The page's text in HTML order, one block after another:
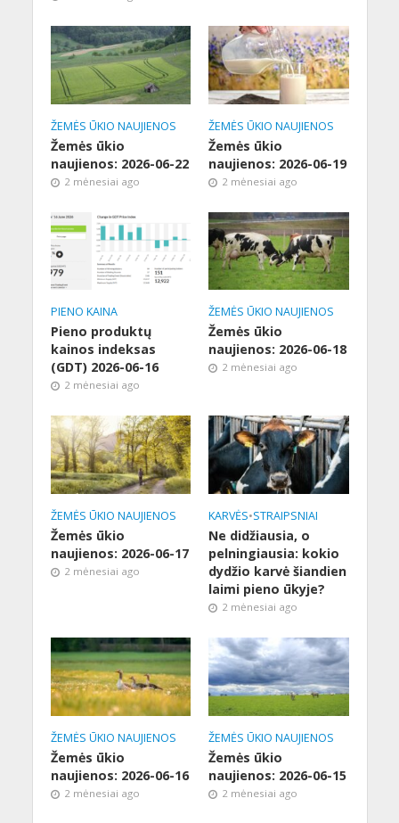
ŽEMĖS ŪKIO NAUJIENOS
Žemės ūkio
naujienos: 2026-06-22
2 mėnesiai ago
ŽEMĖS ŪKIO NAUJIENOS
Žemės ūkio
naujienos: 2026-06-19
2 mėnesiai ago
PIENO KAINA
Pieno produktų
kainos indeksas
(GDT) 2026-06-16
2 mėnesiai ago
ŽEMĖS ŪKIO NAUJIENOS
Žemės ūkio
naujienos: 2026-06-18
2 mėnesiai ago
ŽEMĖS ŪKIO NAUJIENOS
Žemės ūkio
naujienos: 2026-06-17
2 mėnesiai ago
KARVĖS•STRAIPSNIAI
Ne didžiausia, o
pelningiausia: kokio
dydžio karvė šiandien
laimi pieno ūkyje?
2 mėnesiai ago
ŽEMĖS ŪKIO NAUJIENOS
Žemės ūkio
naujienos: 2026-06-16
2 mėnesiai ago
ŽEMĖS ŪKIO NAUJIENOS
Žemės ūkio
naujienos: 2026-06-15
2 mėnesiai ago